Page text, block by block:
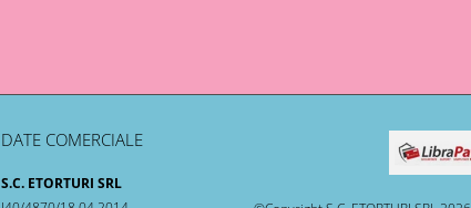
DATE COMERCIALE
S.C. ETORTURI SRL